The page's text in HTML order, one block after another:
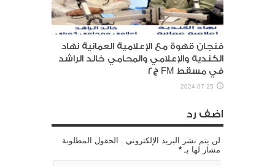
فنجان قهوة مع الإعلامية العمانية نهاد
الكندية والإعلامي والمحامي خالد الراشد
في مسقط FM ج٢
2024-07-25
اضف رد
لن يتم نشر البريد الإلكتروني . الحقول المطلوبة
مشار لها بـ *